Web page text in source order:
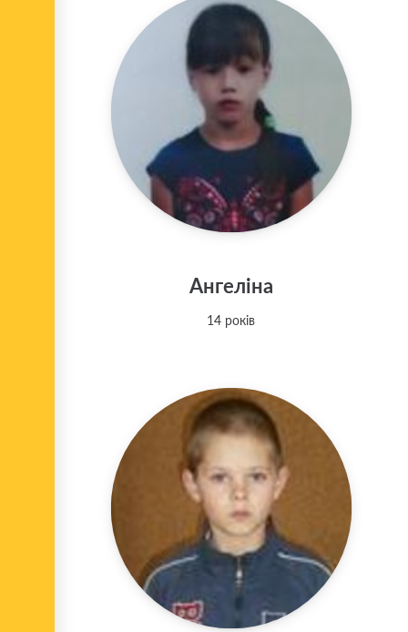
Ангеліна
14 років